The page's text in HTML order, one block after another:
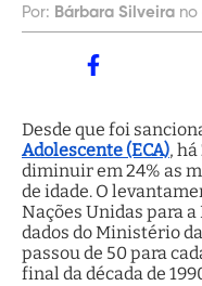
Por: Bárbara Silveira no
Desde que foi
Adolescente (ECA),
diminuir em 24% as
de idade. O
Nações Unidas para
dados do Ministério
passou de 50 para
final da década de